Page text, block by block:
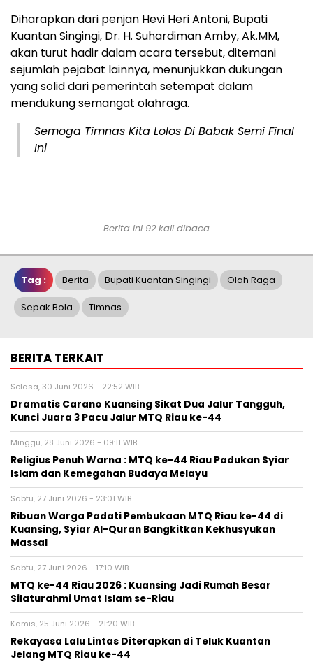
Diharapkan dari penjan Hevi Heri Antoni, Bupati
Kuantan Singingi, Dr. H. Suhardiman Amby, Ak.MM,
akan turut hadir dalam acara tersebut, ditemani
sejumlah pejabat lainnya, menunjukkan dukungan
yang solid dari pemerintah setempat dalam
mendukung semangat olahraga.
Semoga Timnas Kita Lolos Di Babak Semi Final
Ini
Berita ini 92 kali dibaca
Tag : Berita Bupati Kuantan Singingi Olah Raga
Sepak Bola Timnas
BERITA TERKAIT
Selasa, 30 Juni 2026 - 22:52 WIB
Dramatis Carano Kuansing Sikat Dua Jalur Tangguh,
Kunci Juara 3 Pacu Jalur MTQ Riau ke-44
Minggu, 28 Juni 2026 - 09:11 WIB
Religius Penuh Warna : MTQ ke-44 Riau Padukan Syiar
Islam dan Kemegahan Budaya Melayu
Sabtu, 27 Juni 2026 - 23:01 WIB
Ribuan Warga Padati Pembukaan MTQ Riau ke-44 di
Kuansing, Syiar Al-Quran Bangkitkan Kekhusyukan
Massal
Sabtu, 27 Juni 2026 - 17:10 WIB
MTQ ke-44 Riau 2026 : Kuansing Jadi Rumah Besar
Silaturahmi Umat Islam se-Riau
Kamis, 25 Juni 2026 - 21:20 WIB
Rekayasa Lalu Lintas Diterapkan di Teluk Kuantan
Jelang MTQ Riau ke-44